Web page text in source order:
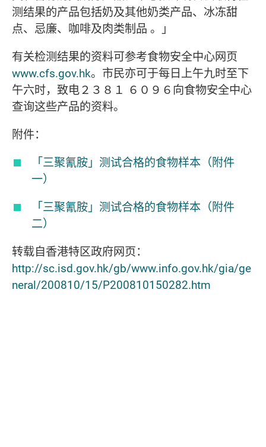
测结果的产品包括奶及其他奶类产品、冰冻甜
点、忌廉、咖啡及肉类制品 。」
有关检测结果的资料可参考食物安全中心网页
www.cfs.gov.hk。市民亦可于每日上午九时至下
午六时，致电２３８１ ６０９６向食物安全中心
查询这些产品的资料。
附件：
「三聚氰胺」测试合格的食物样本（附件
一）
「三聚氰胺」测试合格的食物样本（附件
二）
转载自香港特区政府网页：
http://sc.isd.gov.hk/gb/www.info.gov.hk/gia/ge
neral/200810/15/P200810150282.htm